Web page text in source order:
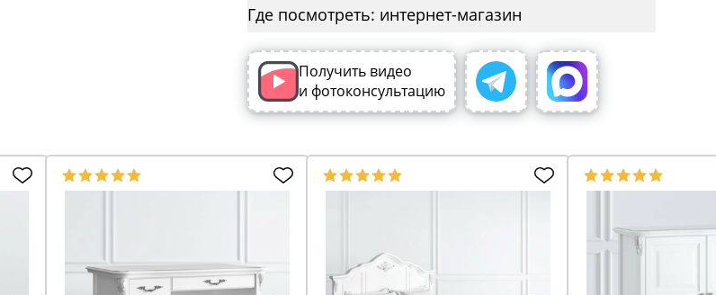
Где посмотреть: интернет-магазин
Получить видео
и фотоконсультацию